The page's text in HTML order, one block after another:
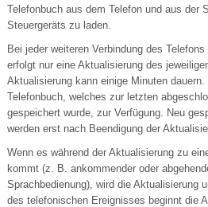
Telefonbuch aus dem Telefon und aus der
Steuergeräts zu laden.
Bei jeder weiteren Verbindung des
erfolgt nur eine Aktualisierung des
Aktualisierung kann einige Minuten
Telefonbuch, welches zur letzten
gespeichert wurde, zur Verfügung. Neu
werden erst nach Beendigung der
Wenn es während der Aktualisierung zu
kommt (z. B. ankommender oder
Sprachbedienung), wird die Aktualisierung
des telefonischen Ereignisses beginnt die